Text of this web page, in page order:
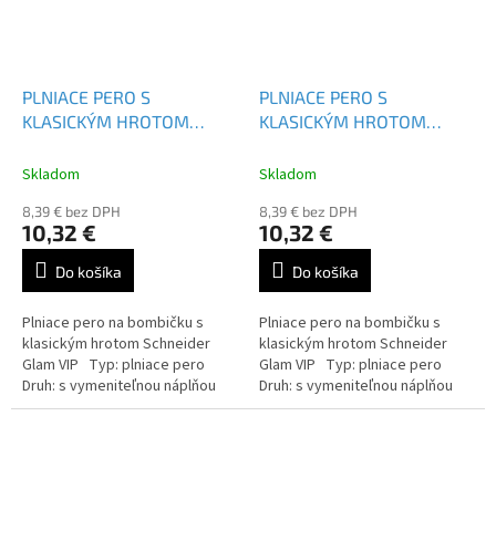
PLNIACE PERO S
KLASICKÝM HROTOM
Skladom
8,39 € bez DPH
10,32 €
Do košíka
Plniace pero na bombičku s
klasickým hrotom Schneider
Glam VIP Typ: plniace pero
Druh: s vymeniteľnou náplňou
Farba náplne: modrá
PLNIACE PERO S
KLASICKÝM HROTOM
Skladom
8,39 € bez DPH
10,32 €
Do košíka
Plniace pero na bombičku s
klasickým hrotom Schneider
Glam VIP Typ: plniace pero
Druh: s vymeniteľnou náplňou
Farba náplne: modrá